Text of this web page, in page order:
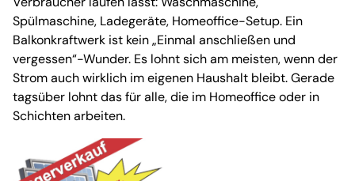
Spülmaschine, Ladegeräte, Homeoffice-Setup. Ein
Balkonkraftwerk ist kein „Einmal anschließen und
vergessen“-Wunder. Es lohnt sich am meisten, wenn der
Strom auch wirklich im eigenen Haushalt bleibt. Gerade
tagsüber lohnt das für alle, die im Homeoffice oder in
Schichten arbeiten.